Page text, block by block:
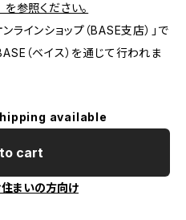
照ください。
インショップ（BASE支店）」で
（ベイス）を通じて行われま
available
cart
まいの方向け